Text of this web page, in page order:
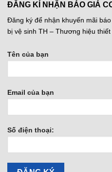
ĐĂNG KÍ NHẬN BÁO GIÁ
Đăng ký để nhận khuyến mãi
bị vệ sinh TH – Thương hiệu
Tên của bạn
Email của bạn
Số điện thoại: